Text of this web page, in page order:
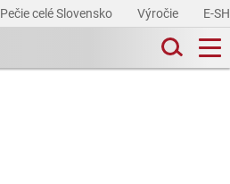
Pečie celé Slovensko Výročie E-